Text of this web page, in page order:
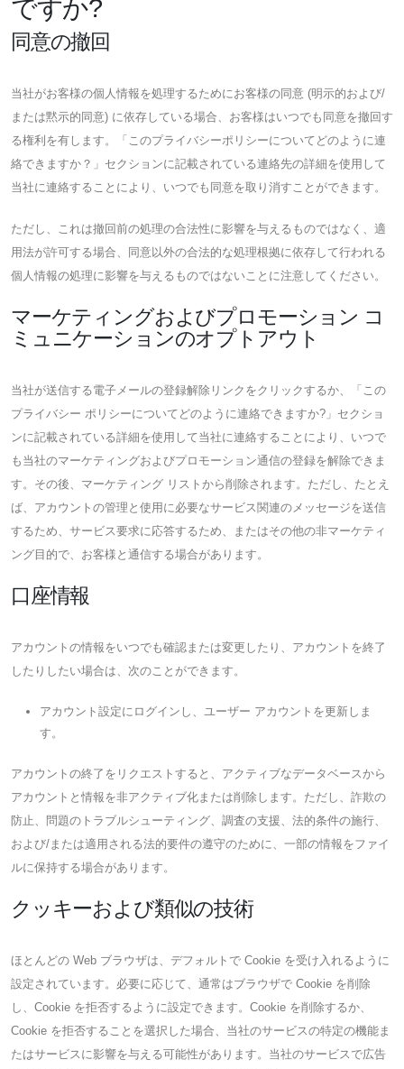
ですか?
同意の撤回
当社がお客様の個人情報を処理するためにお客様の同意 (明示的および/
または黙示的同意) に依存している場合、お客様はいつでも同意を撤回す
る権利を有します。「このプライバシーポリシーについてどのように連
絡できますか？」セクションに記載されている連絡先の詳細を使用して
当社に連絡することにより、いつでも同意を取り消すことができます。
ただし、これは撤回前の処理の合法性に影響を与えるものではなく、適
用法が許可する場合、同意以外の合法的な処理根拠に依存して行われる
個人情報の処理に影響を与えるものではないことに注意してください。
マーケティングおよびプロモーション コ
ミュニケーションのオプトアウト
当社が送信する電子メールの登録解除リンクをクリックするか、「この
プライバシー ポリシーについてどのように連絡できますか?」セクショ
ンに記載されている詳細を使用して当社に連絡することにより、いつで
も当社のマーケティングおよびプロモーション通信の登録を解除できま
す。その後、マーケティング リストから削除されます。ただし、たとえ
ば、アカウントの管理と使用に必要なサービス関連のメッセージを送信
するため、サービス要求に応答するため、またはその他の非マーケティ
ング目的で、お客様と通信する場合があります。
口座情報
アカウントの情報をいつでも確認または変更したり、アカウントを終了
したりしたい場合は、次のことができます。
アカウント設定にログインし、ユーザー アカウントを更新しま
す。
アカウントの終了をリクエストすると、アクティブなデータベースから
アカウントと情報を非アクティブ化または削除します。ただし、詐欺の
防止、問題のトラブルシューティング、調査の支援、法的条件の施行、
および/または適用される法的要件の遵守のために、一部の情報をファイ
ルに保持する場合があります。
クッキーおよび類似の技術
ほとんどの Web ブラウザは、デフォルトで Cookie を受け入れるように
設定されています。必要に応じて、通常はブラウザで Cookie を削除
し、Cookie を拒否するように設定できます。Cookie を削除するか、
Cookie を拒否することを選択した場合、当社のサービスの特定の機能ま
たはサービスに影響を与える可能性があります。当社のサービスで広告